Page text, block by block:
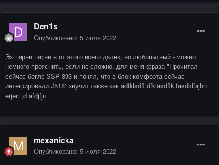
Den1s
Опубликовано: 5 июля 2022
Эх парни парни я от этого всего далёк, но любопытный - можно
немного прояснить, если не сложно, для меня фраза "Прочитал
сейчас бегло SSP 393 и понял, что в блок комфорта сейчас
интегрировали J518" звучит также как adfklsdfl dfklasdflk fasdklfajhn
erjer; ,d afdjfjn
mexanicka
Опубликовано: 5 июля 2022